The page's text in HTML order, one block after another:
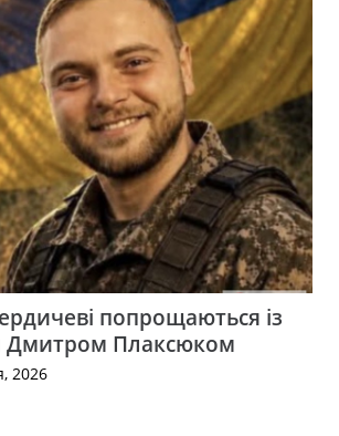
попрощаються із
Дмитром Плаксюком
2026